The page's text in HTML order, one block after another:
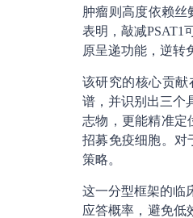
肿瘤则高度依赖丝
表明，敲减PSAT1
原呈递功能，逆转
该研究的核心贡献
谱，并识别出三个
志物，更能精准定
招募免疫细胞。对
策略。
这一分型框架的临
应答概率，避免低